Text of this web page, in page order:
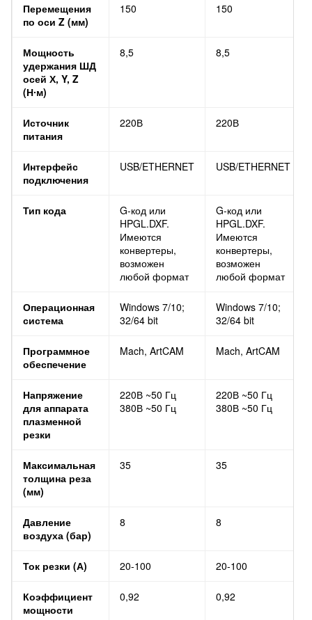
Перемещения
по оси Z (мм)
150 150
Мощность
удержания ШД
осей Х, Y, Z
(Н∙м)
8,5 8,5
Источник
питания
220В 220В
Интерфейс
подключения
USB/ETHERNET USB/ETHERNET
Тип кода
G-код или
HPGL.DXF.
Имеются
конвертеры,
возможен
любой формат
G-код или
HPGL.DXF.
Имеются
конвертеры,
возможен
любой формат
Операционная
система
Windows 7/10;
32/64 bit
Windows 7/10;
32/64 bit
Программное
обеспечение
Mach, ArtCAM Mach, ArtCAM
Напряжение
для аппарата
плазменной
резки
220В ~50 Гц
380В ~50 Гц
220В ~50 Гц
380В ~50 Гц
Максимальная
толщина реза
(мм)
35 35
Давление
воздуха (бар)
8 8
Ток резки (А) 20-100 20-100
Коэффициент
мощности
0,92 0,92